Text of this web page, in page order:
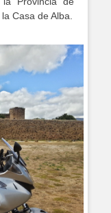
Casa de Alba.